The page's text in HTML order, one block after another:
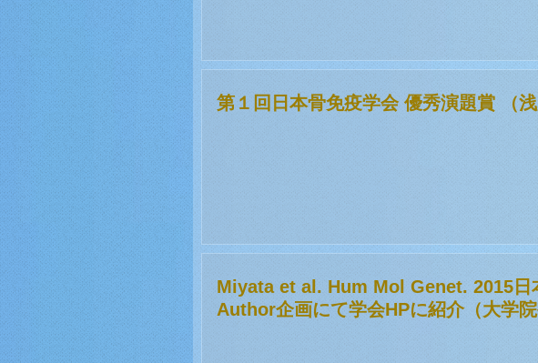
第１回日本骨免疫学会 優秀演題賞 （浅
Miyata et al. Hum Mol Genet. 2015日
Author企画にて学会HPに紹介（大学院